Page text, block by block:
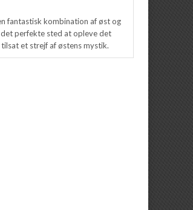
fantastisk kombination af øst og
perfekte sted at opleve det
et strejf af østens mystik.